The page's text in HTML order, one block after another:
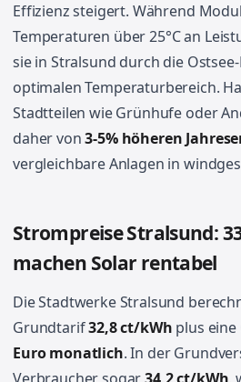
Effizienz steigert. Während
Temperaturen über 25°C an
sie in Stralsund durch die
optimalen Temperaturbereich.
Stadtteilen wie Grünhufe oder
daher von3-5% höheren
vergleichbare Anlagen in
Strompreise Stralsund:
machen Solar rentabel
Die Stadtwerke Stralsund
Grundtarif32,8 ct/kWh plus
Euro monatlich. In der